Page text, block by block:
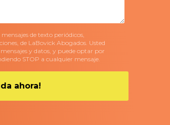
de texto periódicos,
de LaBovick Abogados. Usted
y datos, y puede optar por
STOP a cualquier mensaje.